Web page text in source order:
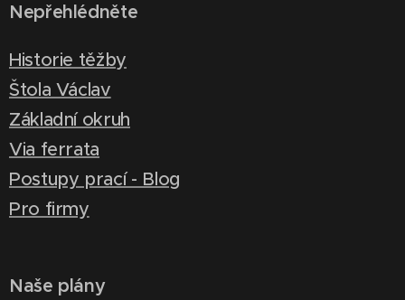
Nepřehlédněte
Historie těžby
Štola Václav
Základní okruh
Via ferrata
Postupy prací - Blog
Pro firmy
Naše plány